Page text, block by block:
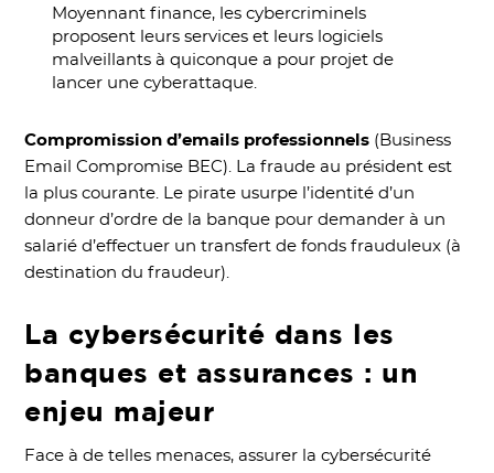
Moyennant finance, les cybercriminels
proposent leurs services et leurs logiciels
malveillants à quiconque a pour projet de
lancer une cyberattaque.
Compromission d’emails professionnels (Business
Email Compromise BEC). La fraude au président est
la plus courante. Le pirate usurpe l’identité d’un
donneur d’ordre de la banque pour demander à un
salarié d’effectuer un transfert de fonds frauduleux (à
destination du fraudeur).
La cybersécurité dans les
banques et assurances : un
enjeu majeur
Face à de telles menaces, assurer la cybersécurité